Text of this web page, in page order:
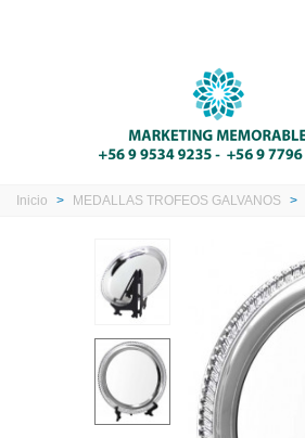
Inicio > MEDALLAS TROFEOS GALVANOS >